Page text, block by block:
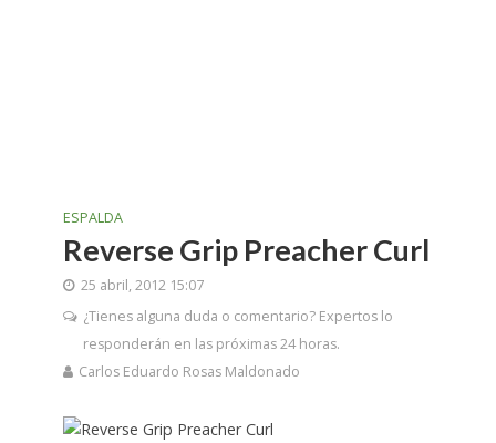
ESPALDA
Reverse Grip Preacher Curl
25 abril, 2012 15:07
¿Tienes alguna duda o comentario? Expertos lo
responderán en las próximas 24 horas.
Carlos Eduardo Rosas Maldonado